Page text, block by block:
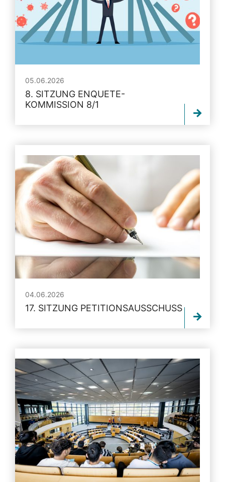
05.06.2026
8. SITZUNG ENQUETE-
KOMMISSION 8/1
04.06.2026
17. SITZUNG PETITIONSAUSSCHUSS